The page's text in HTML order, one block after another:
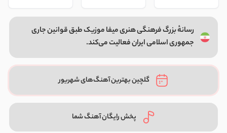
رسانهٔ بزرگ فرهنگی هنری میفا موزیک طبق قوانین جاری
جمهوری اسلامی ایران فعالیت می‌کند.
گلچین بهترین آهنگ‌های شهریور
پخش رایگان آهنگ شما